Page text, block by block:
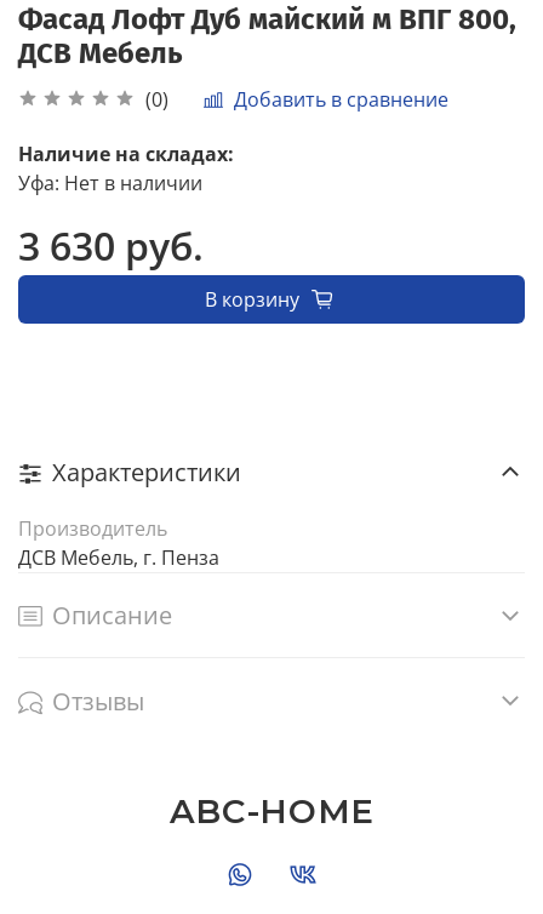
Фасад Лофт Дуб майский м ВПГ 800,
ДСВ Мебель
(0) Добавить в сравнение
Наличие на складах:
Уфа: Нет в наличии
3 630 руб.
В корзину
Характеристики
Производитель
ДСВ Мебель, г. Пенза
Описание
Отзывы
ABC-HOME